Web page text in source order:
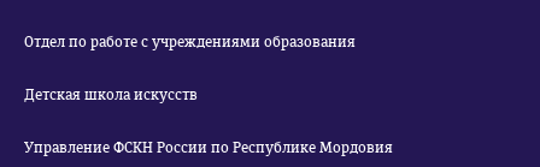
Отдел по работе с учреждениями образования
Детская школа искусств
Управление ФСКН России по Республике Мордовия